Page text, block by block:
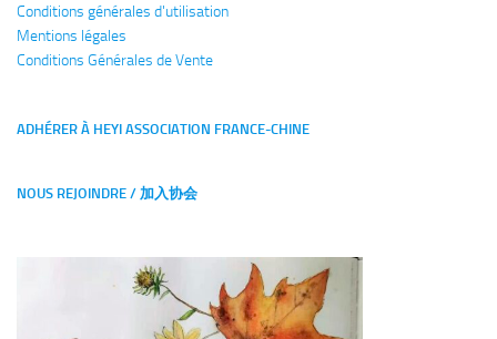
Conditions générales d'utilisation
Mentions légales
Conditions Générales de Vente
ADHÉRER À HEYI ASSOCIATION FRANCE-CHINE
NOUS REJOINDRE / 加入协会